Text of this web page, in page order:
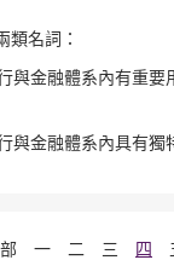
類名詞：
與金融體系內有重要
與金融體系內具有獨
一 二 三 四